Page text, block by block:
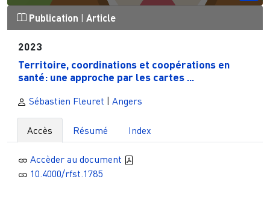
Publication | Article
2023
Territoire, coordinations et coopérations en
santé: une approche par les cartes ...
Sébastien Fleuret | Angers
Accès Résumé Index
Accèder au document
10.4000/rfst.1785